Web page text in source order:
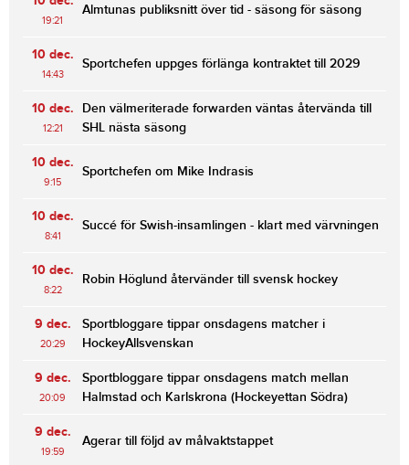
19:21
Almtunas publiksnitt över tid - säsong för säsong
10 dec.
14:43
Sportchefen uppges förlänga kontraktet till 2029
10 dec.
12:21
Den välmeriterade forwarden väntas återvända till
SHL nästa säsong
10 dec.
9:15
Sportchefen om Mike Indrasis
10 dec.
8:41
Succé för Swish-insamlingen - klart med värvningen
10 dec.
8:22
Robin Höglund återvänder till svensk hockey
9 dec.
20:29
Sportbloggare tippar onsdagens matcher i
HockeyAllsvenskan
9 dec.
20:09
Sportbloggare tippar onsdagens match mellan
Halmstad och Karlskrona (Hockeyettan Södra)
9 dec.
19:59
Agerar till följd av målvaktstappet